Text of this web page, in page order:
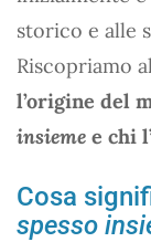
storico e alle
Riscopriamo
l’origine del
insieme e chi
Cosa
spesso